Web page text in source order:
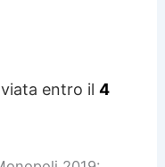
entro il4